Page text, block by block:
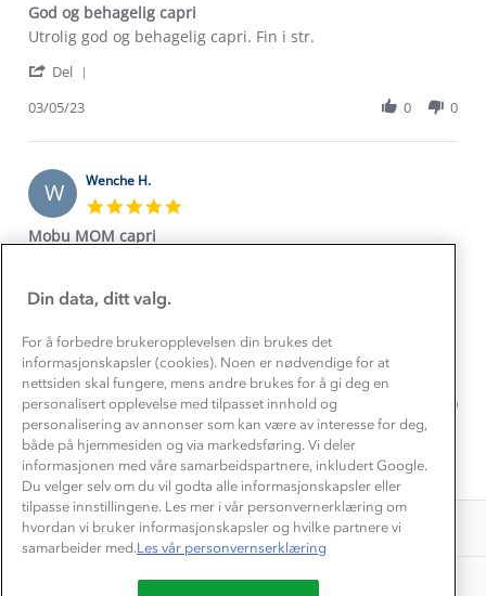
God og behagelig capri
Review
Linn
on
May
review
God
behagelig
Utrolig god og behagelig capri. Fin i str.
Del
Linn
on
3
May
2023
03/05/23 0 0
W Wenche H.
rating
Mobu MOM capri
Wenche
on
31
May
2018
Mobu
capri
farger! Hadde da kjøpt flere. (men, store i størrelsen så
kjøp en str mindre enn du pleier. dette visste jeg ifra
tidligere kjøp) En bukse i 5 stjernes...…. :)
Del
'
Share
Review
by
Wenche
H.
on
31
May
2018
31/05/18 0
1 2
INFORMASJON
Kundeservice
Kontakt oss
Konkurransevinnere
Kundeklubb
Våre butikker
Bedrift, barnehage og SFO
Presse
Verdigrunnlag
Klima og miljø
Dyreetikk
1% til samfunnet
Inkludering
Materialer
Personvern
Samarbeide med oss?
Trelagsprinsippet barn
Gravidklær
Hvordan velge riktig turtøy?
Vask og vedlikehold
EL-retur
Store størrelser
Turmat oppskrifter
Norgesferie 🇳🇴
Få turinspirasjon og tips her⛰
Overnatte utendørs⛺
Storms turtips🐿️
Din data, ditt valg.
For å forbedre brukeropplevelsen din brukes det
informasjonskapsler (cookies). Noen er nødvendige for at
nettsiden skal fungere, mens andre brukes for å gi deg en
personalisert opplevelse med tilpasset innhold og
personalisering av annonser som kan være av interesse for deg,
både på hjemmesiden og via markedsføring. Vi deler
informasjonen med våre samarbeidspartnere, inkludert Google.
Du velger selv om du vil godta alle informasjonskapsler eller
tilpasse innstillingene. Les mer i vår personvernerklæring om
hvordan vi bruker informasjonskapsler og hvilke partnere vi
samarbeider med.Les vår personvernserklæring